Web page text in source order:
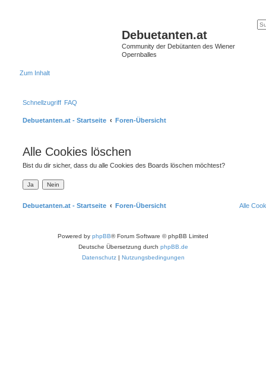
Debuetanten.at
Community der Debütanten des Wiener
Opernballes
Zum Inhalt
Schnellzugriff FAQ
Debuetanten.at - Startseite Foren-Übersicht
Alle Cookies löschen
Bist du dir sicher, dass du alle Cookies des Boards löschen möchtest?
Debuetanten.at - Startseite Foren-Übersicht Alle
Powered by phpBB® Forum Software © phpBB Limited
Deutsche Übersetzung durch phpBB.de
Datenschutz | Nutzungsbedingungen